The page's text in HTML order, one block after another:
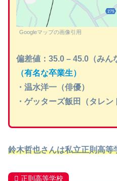
Googleマップの画像引用
偏差値：35.0 – 45.0（みん
（有名な卒業生）
・温水洋一（俳優）
・ゲッターズ飯田（タレン
鈴木哲也さんは私立正則高等
正則高等学校